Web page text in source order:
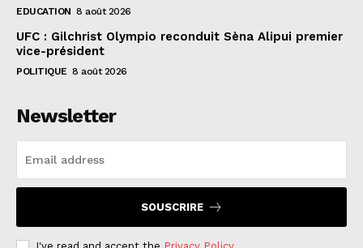
EDUCATION 8 août 2026
UFC : Gilchrist Olympio reconduit Sèna Alipui premier
vice-président
POLITIQUE 8 août 2026
Newsletter
SOUSCRIRE